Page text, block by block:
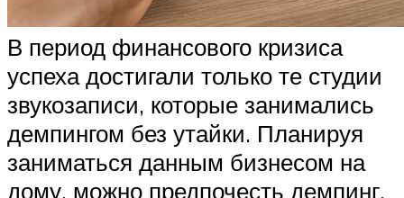
В период финансового кризиса
успеха достигали только те студии
звукозаписи, которые занимались
демпингом без утайки. Планируя
заниматься данным бизнесом на
дому, можно предпочесть демпинг.